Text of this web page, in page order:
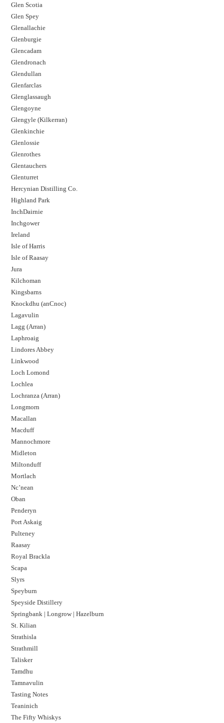
Glen Scotia
Glen Spey
Glenallachie
Glenburgie
Glencadam
Glendronach
Glendullan
Glenfarclas
Glenglassaugh
Glengoyne
Glengyle (Kilkerran)
Glenkinchie
Glenlossie
Glenrothes
Glentauchers
Glenturret
Hercynian Distilling Co.
Highland Park
InchDairnie
Inchgower
Ireland
Isle of Harris
Isle of Raasay
Jura
Kilchoman
Kingsbarns
Knockdhu (anCnoc)
Lagavulin
Lagg (Arran)
Laphroaig
Lindores Abbey
Linkwood
Loch Lomond
Lochlea
Lochranza (Arran)
Longmorn
Macallan
Macduff
Mannochmore
Midleton
Miltonduff
Mortlach
Nc’nean
Oban
Penderyn
Port Askaig
Pulteney
Raasay
Royal Brackla
Scapa
Slyrs
Speyburn
Speyside Distillery
Springbank | Longrow | Hazelburn
St. Kilian
Strathisla
Strathmill
Talisker
Tamdhu
Tamnavulin
Tasting Notes
Teaninich
The Fifty Whiskys